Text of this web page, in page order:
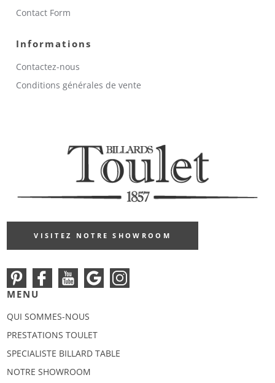
Contact Form
Informations
Contactez-nous
Conditions générales de vente
VISITEZ NOTRE SHOWROOM
MENU
QUI SOMMES-NOUS
PRESTATIONS TOULET
SPECIALISTE BILLARD TABLE
NOTRE SHOWROOM